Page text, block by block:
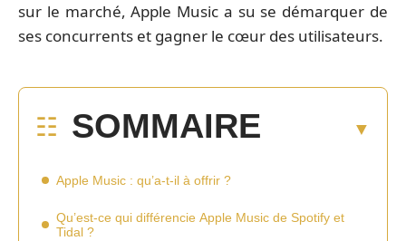
sur le marché, Apple Music a su se démarquer de
ses concurrents et gagner le cœur des utilisateurs.
SOMMAIRE
Apple Music : qu’a-t-il à offrir ?
Qu’est-ce qui différencie Apple Music de Spotify et
Tidal ?